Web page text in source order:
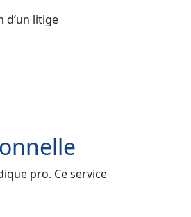
d’un litige
pro. Ce service